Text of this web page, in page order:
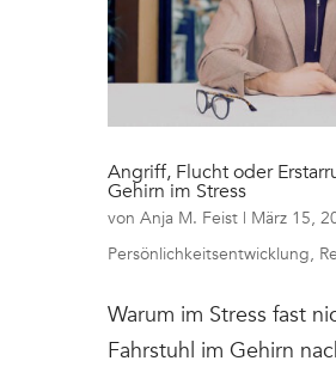
Angriff, Flucht oder
Gehirn im Stress
von Anja M. Feist| März 15,
Persönlichkeitsentwicklung,
Warum im Stress fast
Fahrstuhl im Gehirn